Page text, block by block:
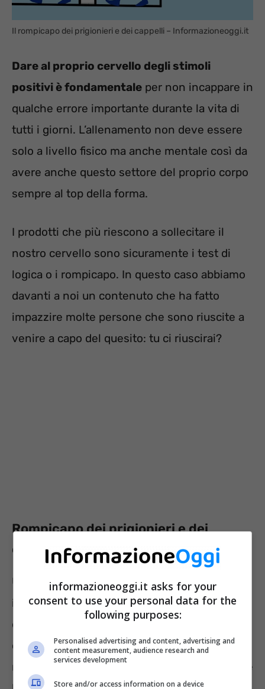
Il rompicapo dei prigionieri e dei cappelli – Informazioneoggi.it
Dare al proprio cervello degli stimoli
positivi è fondamentale per non incappare in
qualche errore importante durante la vita di
tutti i giorni. L’allenamento non deve essere
solo a livello fisico ma anche mentale così da
avere anche questo settore del proprio corpo
sempre al top della forma.
I prodotti che più riescono a sollecitare il
nostro cervello sono sicuramente i test di
logica o i rompicapo. In questo caso abbiamo
davanti a noi un contenuto che ha fatto
impazzire molte persone che sono riuscite a
venire a capo del quesito: tu ci riuscirai?
Rompicapo dei prigionieri e dei
cappelli: il test mette a dura prova
Uno dei rompicapo che più hanno fatto
impazzire gli utenti del web è sicuramente
quello
dei prigionieri e dei cappelli
di tale test sembra molto semplice da
risolvere ma non tutti sono in grado di trovare
informazioneoggi.it asks for your
consent to use your personal data for the
following purposes:
Personalised advertising and content, advertising and
content measurement, audience research and
services development
Store and/or access information on a device